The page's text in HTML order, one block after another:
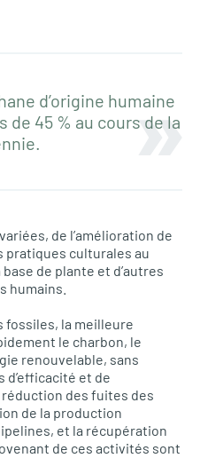
d’origine humaine
45 % au cours de la
de l’amélioration de
pratiques culturales au
de plante et d’autres
humains.
fossiles, la meilleure
le charbon, le
renouvelable, sans
d’efficacité et de
réduction des fuites des
de la production
et la récupération
de ces activités sont